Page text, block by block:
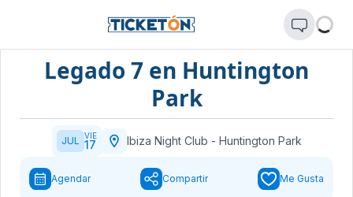
Legado 7 en Huntington
Park
JUL VIE
17 Ibiza Night Club - Huntington Park
Agendar Compartir Me Gusta